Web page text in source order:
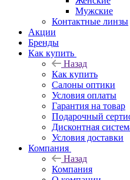
Мужские
Контактные линзы
Акции
Бренды
Как купить
Назад
Как купить
Салоны оптики
Условия оплаты
Гарантия на товар
Подарочный
Дисконтная
Условия доставки
Компания
Назад
Компания